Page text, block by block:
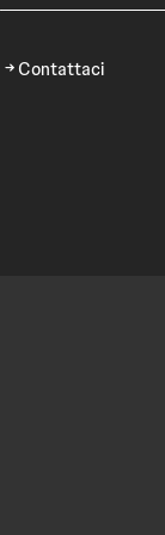
Contattaci